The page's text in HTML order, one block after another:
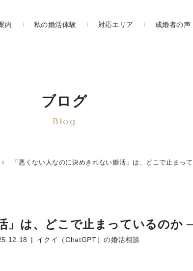
内 私の婚活体験 対応エリア 成婚者の声
ブログ
Blog
「悪くない人なのに決めきれない婚活」は、どこで止まっ
」は、どこで止まっているのか
イクイ（ChatGPT）の婚活相談